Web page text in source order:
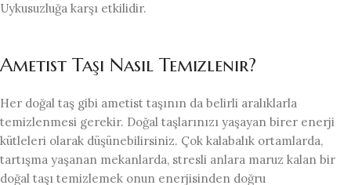
Uykusuzluğa karşı etkilidir.
Ametist Taşı Nasıl Temizlenir?
Her doğal taş gibi ametist taşının da belirli aralıklarla
temizlenmesi gerekir. Doğal taşlarınızı yaşayan birer enerji
kütleleri olarak düşünebilirsiniz. Çok kalabalık ortamlarda,
tartışma yaşanan mekanlarda, stresli anlara maruz kalan bir
doğal taşı temizlemek onun enerjisinden doğru